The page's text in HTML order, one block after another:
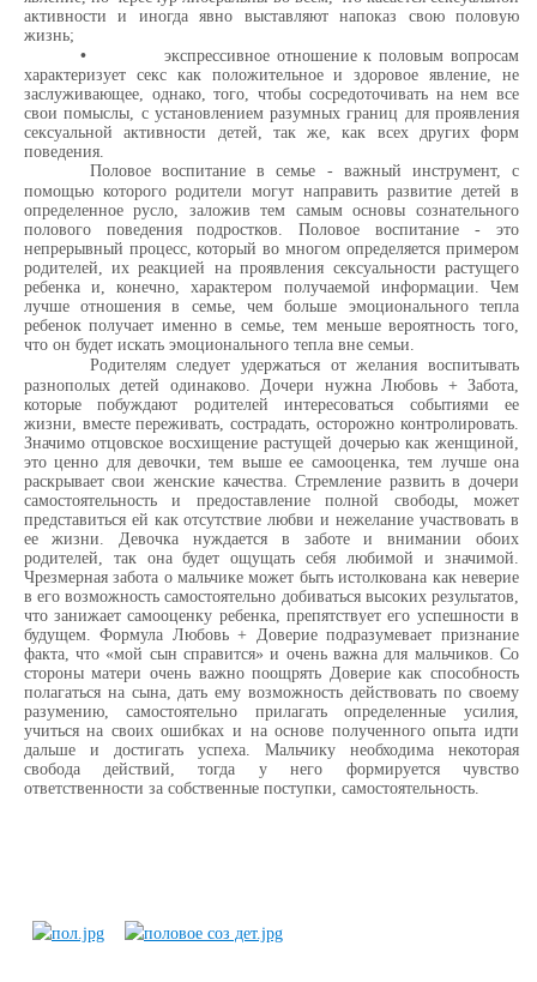
активности и иногда явно выставляют напоказ свою половую
жизнь;
•
экспрессивное отношение к половым вопросам
характеризует секс как положительное и здоровое явление, не
заслуживающее, однако, того, чтобы сосредоточивать на нем все
свои помыслы, с установлением разумных границ для проявления
сексуальной активности детей, так же, как всех других форм
поведения.
Половое воспитание в семье - важный инструмент, с
помощью которого родители могут направить развитие детей в
определенное русло, заложив тем самым основы сознательного
полового поведения подростков. Половое воспитание - это
непрерывный процесс, который во многом определяется примером
родителей, их реакцией на проявления сексуальности растущего
ребенка и, конечно, характером получаемой информации. Чем
лучше отношения в семье, чем больше эмоционального тепла
ребенок получает именно в семье, тем меньше вероятность того,
что он будет искать эмоционального тепла вне семьи.
Родителям следует удержаться от желания воспитывать
разнополых детей одинаково. Дочери нужна Любовь + Забота,
которые побуждают родителей интересоваться событиями ее
жизни, вместе переживать, сострадать, осторожно контролировать.
Значимо отцовское восхищение растущей дочерью как женщиной,
это ценно для девочки, тем выше ее самооценка, тем лучше она
раскрывает свои женские качества. Стремление развить в дочери
самостоятельность и предоставление полной свободы, может
представиться ей как отсутствие любви и нежелание участвовать в
ее жизни. Девочка нуждается в заботе и внимании обоих
родителей, так она будет ощущать себя любимой и значимой.
Чрезмерная забота о мальчике может быть истолкована как неверие
в его возможность самостоятельно добиваться высоких результатов,
что занижает самооценку ребенка, препятствует его успешности в
будущем. Формула Любовь + Доверие подразумевает признание
факта, что «мой сын справится» и очень важна для мальчиков. Со
стороны матери очень важно поощрять Доверие как способность
полагаться на сына, дать ему возможность действовать по своему
разумению, самостоятельно прилагать определенные усилия,
учиться на своих ошибках и на основе полученного опыта идти
дальше и достигать успеха. Мальчику необходима некоторая
свобода действий, тогда у него формируется чувство
ответственности за собственные поступки, самостоятельность.